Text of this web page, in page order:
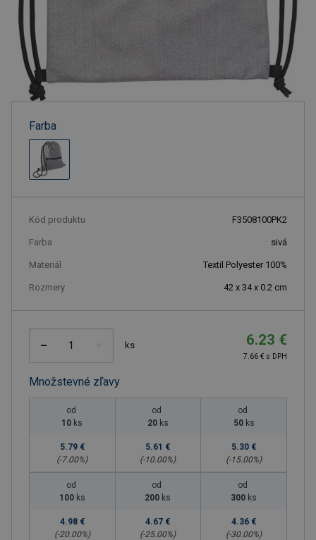
Farba
Kód produktu F3508100PK2
Farba sivá
Materiál Textil Polyester 100%
Rozmery 42 x 34 x 0.2 cm
ks 6.23 €
7.66 € s DPH
Množstevné zľavy
od
10 ks
5.79 €
(-7.00%)
od
20 ks
5.61 €
(-10.00%)
od
50 ks
5.30 €
(-15.00%)
od
100 ks
4.98 €
(-20.00%)
od
200 ks
4.67 €
(-25.00%)
od
300 ks
4.36 €
(-30.00%)